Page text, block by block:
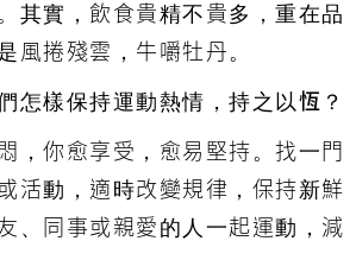
其實，飲食貴精不貴多，重在品
風捲殘雲， 牛嚼牡丹。
怎樣保持運動熱情，持之以恆？
，你愈享受，愈易堅持。找一門
活動，適時改變規律，保持新鮮
、同事或親愛的人一起運動，減